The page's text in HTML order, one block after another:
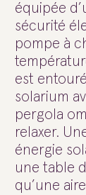
équipée
sécurité
pompe à
est
solarium
pergola
relaxer.
énergie
une table
qu’une